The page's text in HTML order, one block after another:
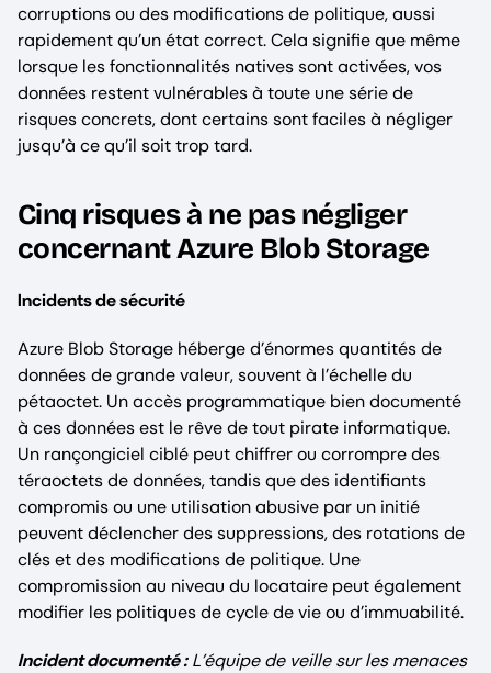
corruptions ou des modifications de politique, aussi
rapidement qu’un état correct. Cela signifie que même
lorsque les fonctionnalités natives sont activées, vos
données restent vulnérables à toute une série de
risques concrets, dont certains sont faciles à négliger
jusqu’à ce qu’il soit trop tard.
Cinq risques à ne pas négliger
concernant Azure Blob Storage
Incidents de sécurité
Azure Blob Storage héberge d’énormes quantités de
données de grande valeur, souvent à l’échelle du
pétaoctet. Un accès programmatique bien documenté
à ces données est le rêve de tout pirate informatique.
Un rançongiciel ciblé peut chiffrer ou corrompre des
téraoctets de données, tandis que des identifiants
compromis ou une utilisation abusive par un initié
peuvent déclencher des suppressions, des rotations de
clés et des modifications de politique. Une
compromission au niveau du locataire peut également
modifier les politiques de cycle de vie ou d’immuabilité.
Incident documenté :L’équipe de veille sur les menaces